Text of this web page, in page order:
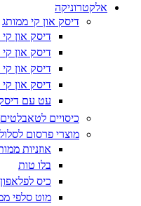
אלקטרוניקה
דיסק און קי ממותג
דיסק און קי
דיסק און
דיסק און
דיסק און
עט עם
כיסויים לטאבלטים
מוצרי פרסום
אוזניות
בלו טות
כיס
מוט סלפי